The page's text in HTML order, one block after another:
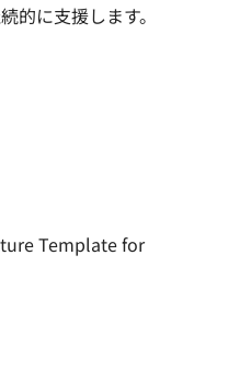
的に支援します。
Template for